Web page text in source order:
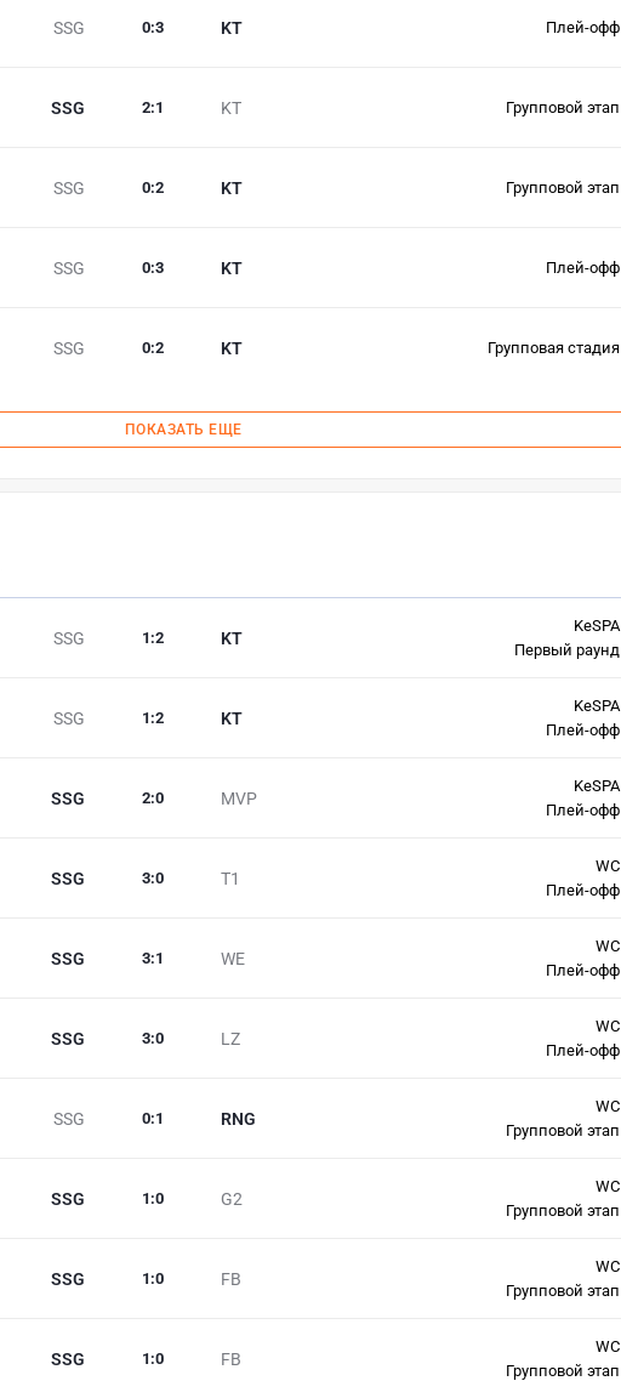
SSG KT
0:3 Плей-офф
SSG KT
2:1 Групповой этап
SSG KT
0:2 Групповой этап
SSG KT
0:3 Плей-офф
SSG KT
0:2 Групповая стадия
ПОКАЗАТЬ ЕЩЕ
SSG KT
1 :2
KeSPA
Первый раунд
SSG KT
1 :2
KeSPA
Плей-офф
SSG MVP
2:0
KeSPA
Плей-офф
SSG T1
3:0
WC
Плей-офф
SSG WE
3:1
WC
Плей-офф
SSG LZ
3:0
WC
Плей-офф
SSG RNG
0:1
WC
Групповой этап
SSG G2
1 :0
WC
Групповой этап
SSG FB
1 :0
WC
Групповой этап
SSG FB
1 :0
WC
Групповой этап